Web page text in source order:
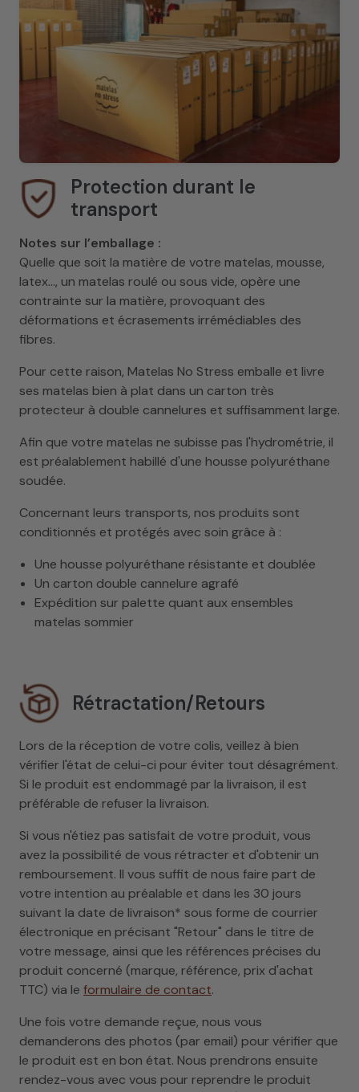
Protection durant le
transport
Notes sur l’emballage :
Quelle que soit la matière de votre matelas, mousse,
latex..., un matelas roulé ou sous vide, opère une
contrainte sur la matière, provoquant des
déformations et écrasements irrémédiables des
fibres.
Pour cette raison, Matelas No Stress emballe et livre
ses matelas bien à plat dans un carton très
protecteur à double cannelures et suffisamment large.
Afin que votre matelas ne subisse pas l'hydrométrie, il
est préalablement habillé d'une housse polyuréthane
soudée.
Concernant leurs transports, nos produits sont
conditionnés et protégés avec soin grâce à :
Une housse polyuréthane résistante et doublée
Un carton double cannelure agrafé
Expédition sur palette quant aux ensembles
matelas sommier
Rétractation/Retours
Lors de la réception de votre colis, veillez à bien
vérifier l'état de celui-ci pour éviter tout désagrément.
Si le produit est endommagé par la livraison, il est
préférable de refuser la livraison.
Si vous n'étiez pas satisfait de votre produit, vous
avez la possibilité de vous rétracter et d'obtenir un
remboursement. Il vous suffit de nous faire part de
votre intention au préalable et dans les 30 jours
suivant la date de livraison* sous forme de courrier
électronique en précisant "Retour" dans le titre de
votre message, ainsi que les références précises du
produit concerné (marque, référence, prix d'achat
TTC) via le formulaire de contact.
Une fois votre demande reçue, nous vous
demanderons des photos (par email) pour vérifier que
le produit est en bon état. Nous prendrons ensuite
rendez-vous avec vous pour reprendre le produit